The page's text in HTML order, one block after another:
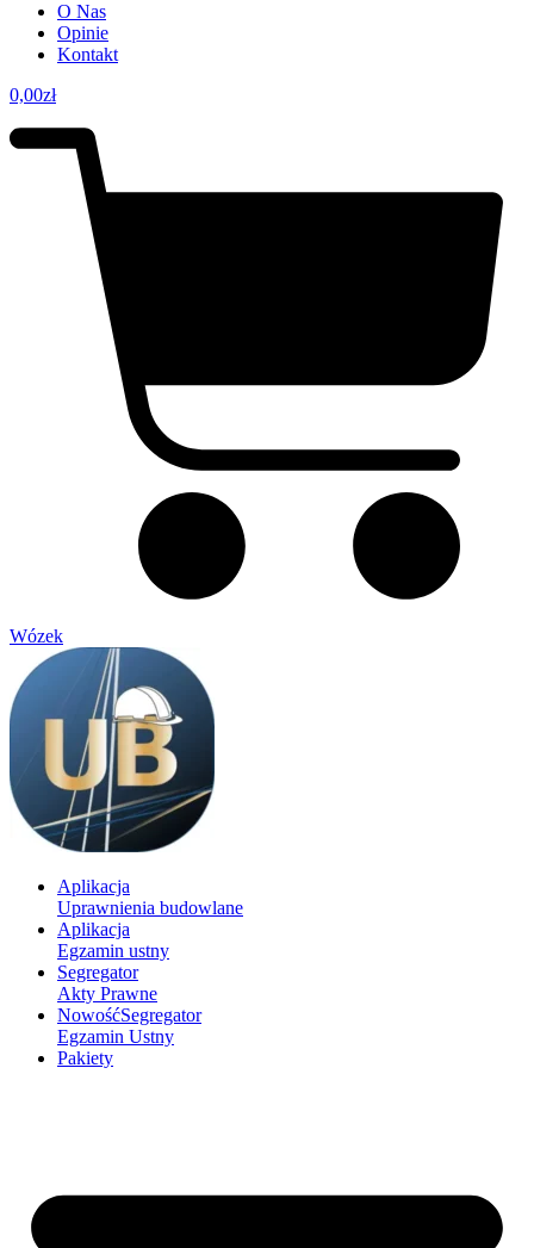
O Nas
Opinie
Kontakt
0,00zł
Wózek
Aplikacja
Uprawnienia budowlane
Aplikacja
Egzamin ustny
Segregator
Akty Prawne
NowośćSegregator
Egzamin Ustny
Pakiety